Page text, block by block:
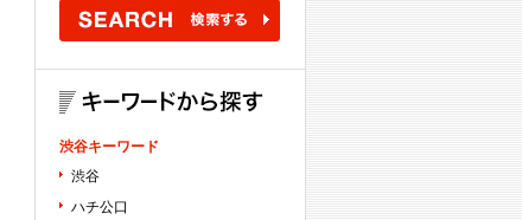
渋谷キーワード
渋谷
ハチ公口